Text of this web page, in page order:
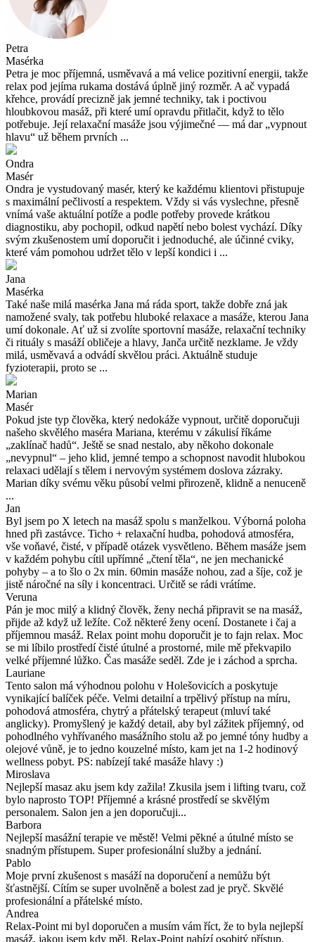
Petra
Masérka
Petra je moc příjemná, usměvavá a má velice pozitivní energii, takže
relax pod jejíma rukama dostává úplně jiný rozměr. A ač vypadá
křehce, provádí precizně jak jemné techniky, tak i poctivou
hloubkovou masáž, při které umí opravdu přitlačit, když to tělo
potřebuje. Její relaxační masáže jsou výjimečné — má dar „vypnout
hlavu“ už během prvních ...
Ondra
Masér
Ondra je vystudovaný masér, který ke každému klientovi přistupuje
s maximální pečlivostí a respektem. Vždy si vás vyslechne, přesně
vnímá vaše aktuální potíže a podle potřeby provede krátkou
diagnostiku, aby pochopil, odkud napětí nebo bolest vychází. Díky
svým zkušenostem umí doporučit i jednoduché, ale účinné cviky,
které vám pomohou udržet tělo v lepší kondici i ...
Jana
Masérka
Také naše milá masérka Jana má ráda sport, takže dobře zná jak
namožené svaly, tak potřebu hluboké relaxace a masáže, kterou Jana
umí dokonale. Ať už si zvolíte sportovní masáže, relaxační techniky
či rituály s masáží obličeje a hlavy, Janča určitě nezklame. Je vždy
milá, usměvavá a odvádí skvělou práci. Aktuálně studuje
fyzioterapii, proto se ...
Marian
Masér
Pokud jste typ člověka, který nedokáže vypnout, určitě doporučuji
našeho skvělého maséra Mariana, kterému v zákulisí říkáme
„zaklínač hadů“. Ještě se snad nestalo, aby někoho dokonale
„nevypnul“ – jeho klid, jemné tempo a schopnost navodit hlubokou
relaxaci udělají s tělem i nervovým systémem doslova zázraky.
Marian díky svému věku působí velmi přirozeně, klidně a nenuceně
...
Jan
Byl jsem po X letech na masáž spolu s manželkou. Výborná poloha
hned při zastávce. Ticho + relaxační hudba, pohodová atmosféra,
vše voňavé, čisté, v případě otázek vysvětleno. Během masáže jsem
v každém pohybu cítil upřímné „čtení těla“, ne jen mechanické
pohyby – a to šlo o 2x min. 60min masáže nohou, zad a šíje, což je
jistě náročné na síly i koncentraci. Určitě se rádi vrátíme.
Veruna
Pán je moc milý a klidný člověk, ženy nechá připravit se na masáž,
přijde až když už ležíte. Což některé ženy ocení. Dostanete i čaj a
příjemnou masáž. Relax point mohu doporučit je to fajn relax. Moc
se mi líbilo prostředí čisté útulné a prostorné, mile mě překvapilo
velké příjemné lůžko. Čas masáže seděl. Zde je i záchod a sprcha.
Lauriane
Tento salon má výhodnou polohu v Holešovicích a poskytuje
vynikající balíček péče. Velmi detailní a trpělivý přístup na míru,
pohodová atmosféra, chytrý a přátelský terapeut (mluví také
anglicky). Promyšlený je každý detail, aby byl zážitek příjemný, od
pohodlného vyhřívaného masážního stolu až po jemné tóny hudby a
olejové vůně, je to jedno kouzelné místo, kam jet na 1-2 hodinový
wellness pobyt. PS: nabízejí také masáže hlavy :)
Miroslava
Nejlepší masaz aku jsem kdy zažila! Zkusila jsem i lifting tvaru, což
bylo naprosto TOP! Příjemné a krásné prostředí se skvělým
personalem. Salon jen a jen doporučuji...
Barbora
Nejlepší masážní terapie ve městě! Velmi pěkné a útulné místo se
snadným přístupem. Super profesionální služby a jednání.
Pablo
Moje první zkušenost s masáží na doporučení a nemůžu být
šťastnější. Cítím se super uvolněně a bolest zad je pryč. Skvělé
profesionální a přátelské místo.
Andrea
Relax-Point mi byl doporučen a musím vám říct, že to byla nejlepší
masáž, jakou jsem kdy měl. Relax-Point nabízí osobitý přístup,